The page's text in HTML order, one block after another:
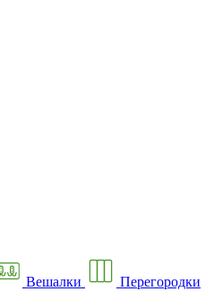
Вешалки Перегородки